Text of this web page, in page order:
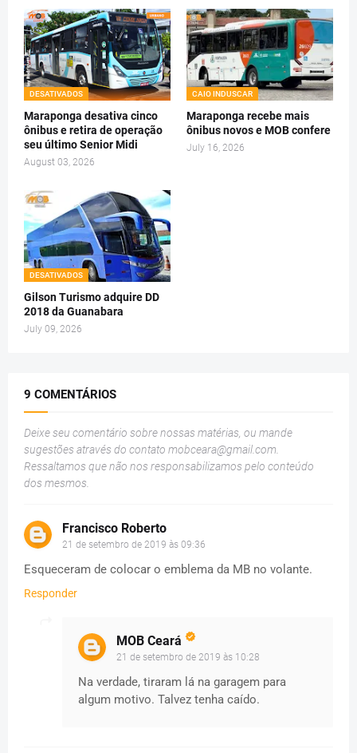
DESATIVADOS
Maraponga desativa cinco
ônibus e retira de operação
seu último Senior Midi
August 03, 2026
CAIO INDUSCAR
Maraponga recebe mais
ônibus novos e MOB confere
July 16, 2026
DESATIVADOS
Gilson Turismo adquire DD
2018 da Guanabara
July 09, 2026
9 COMENTÁRIOS
Deixe seu comentário sobre nossas matérias, ou mande
sugestões através do contato mobceara@gmail.com.
Ressaltamos que não nos responsabilizamos pelo conteúdo
dos mesmos.
Francisco Roberto
21 de setembro de 2019 às 09:36
Esqueceram de colocar o emblema da MB no volante.
Responder
MOB Ceará
21 de setembro de 2019 às 10:28
Na verdade, tiraram lá na garagem para
algum motivo. Talvez tenha caído.